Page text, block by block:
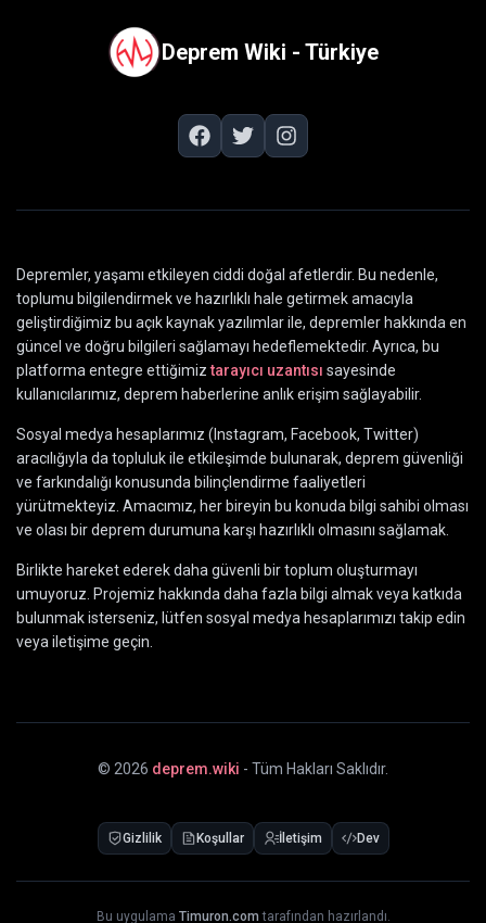
Deprem Wiki - Türkiye
Depremler, yaşamı etkileyen ciddi doğal afetlerdir. Bu nedenle,
toplumu bilgilendirmek ve hazırlıklı hale getirmek amacıyla
geliştirdiğimiz bu açık kaynak yazılımlar ile, depremler hakkında en
güncel ve doğru bilgileri sağlamayı hedeflemektedir. Ayrıca, bu
platforma entegre ettiğimiz tarayıcı uzantısı sayesinde
kullanıcılarımız, deprem haberlerine anlık erişim sağlayabilir.
Sosyal medya hesaplarımız (Instagram, Facebook, Twitter)
aracılığıyla da topluluk ile etkileşimde bulunarak, deprem güvenliği
ve farkındalığı konusunda bilinçlendirme faaliyetleri
yürütmekteyiz. Amacımız, her bireyin bu konuda bilgi sahibi olması
ve olası bir deprem durumuna karşı hazırlıklı olmasını sağlamak.
Birlikte hareket ederek daha güvenli bir toplum oluşturmayı
umuyoruz. Projemiz hakkında daha fazla bilgi almak veya katkıda
bulunmak isterseniz, lütfen sosyal medya hesaplarımızı takip edin
veya iletişime geçin.
© 2026 deprem.wiki - Tüm Hakları Saklıdır.
Gizlilik Koşullar İletişim Dev
Bu uygulama Timuron.com tarafından hazırlandı.